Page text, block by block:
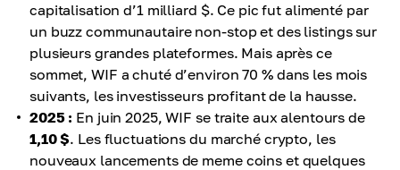
capitalisation d’1 milliard $. Ce pic fut alimenté par
un buzz communautaire non-stop et des listings sur
plusieurs grandes plateformes. Mais après ce
sommet, WIF a chuté d’environ 70 % dans les mois
suivants, les investisseurs profitant de la hausse.
2025 : En juin 2025, WIF se traite aux alentours de
1,10 $. Les fluctuations du marché crypto, les
nouveaux lancements de meme coins et quelques